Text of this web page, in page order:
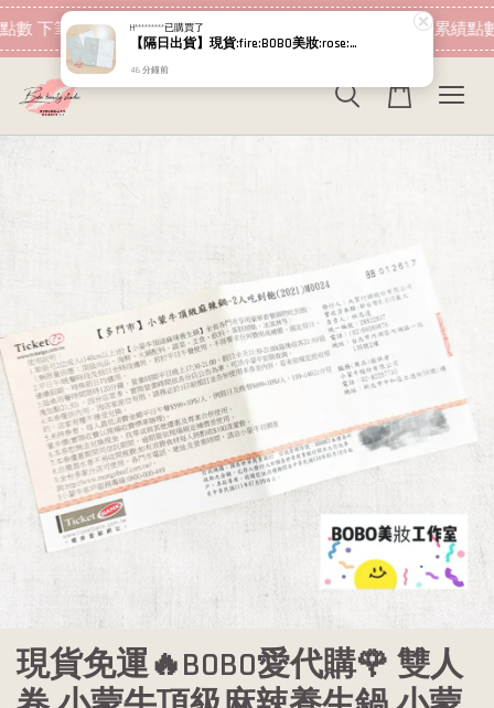
下筆消費即可折抵 現在去購物！ 加入會員 消費即可累績點
現貨免運🔥BOBO愛代購🌹 雙人
H*********已購買了
【隔日出貨】現貨:fire:BOBO美妝:rose:專櫃貨 Relove 拋光酵母泌膜 嫩白/控油 5g+5g 試用包
46 分鐘前